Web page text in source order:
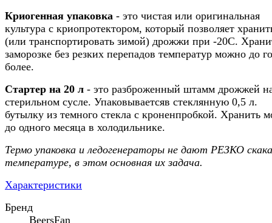
Криогенная упаковка - это чистая или оригинальная
культура с криопротектором, который позволяет
(или транспортировать зимой) дрожжи при -20С.
заморозке без резких перепадов температур можно до
более.
Стартер на 20 л - это разброженный штамм дрожжей
стерильном сусле. Упаковываетсяв стеклянную 0,5 л.
бутылку из темного стекла с кроненпробкой. Хранить
до одного месяца в холодильнике.
Термо упаковка и ледогенераторы не дают РЕЗКО
температуре, в этом основная их задача.
Характеристики
Бренд
BeersFan